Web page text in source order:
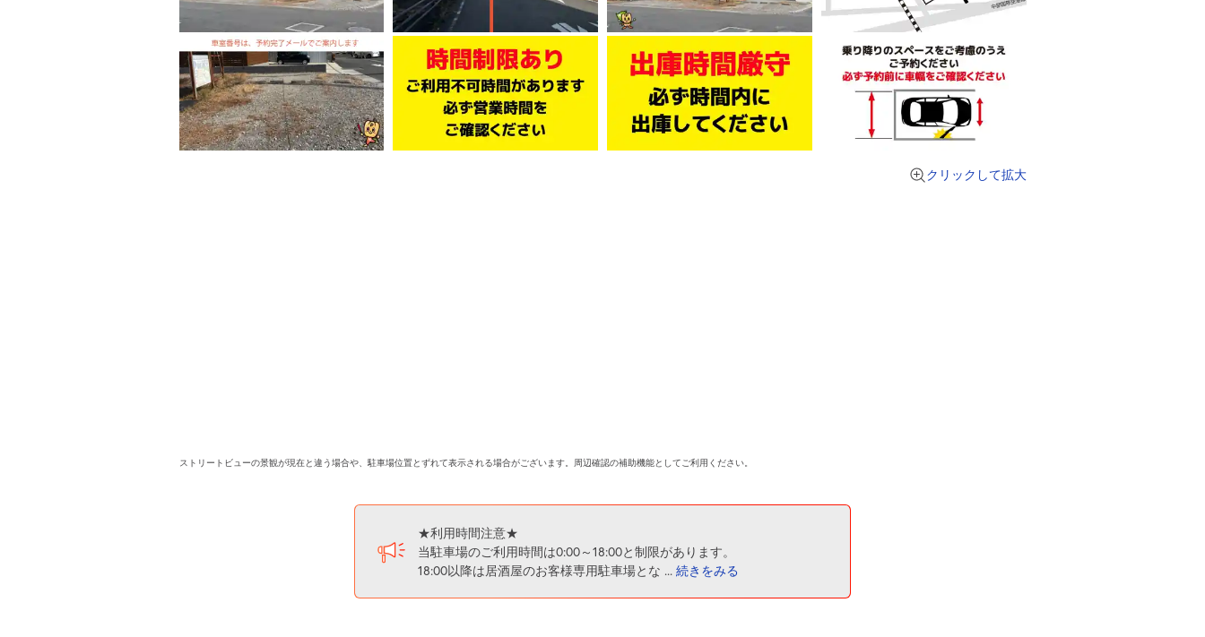
クリックして拡大
ストリートビューの景観が現在と違う場合や、駐車場位置とずれて表示される場合がございます。周辺確認の補助機能としてご利用ください。
★利用時間注意★
当駐車場のご利用時間は0:00～18:00と制限があります。
18:00以降は居酒屋のお客様専用駐車場とな ... 続きをみる